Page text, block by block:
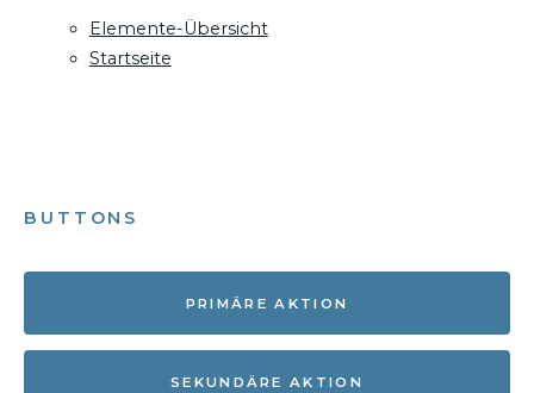
Elemente-Übersicht
Startseite
BUTTONS
PRIMÄRE AKTION
SEKUNDÄRE AKTION